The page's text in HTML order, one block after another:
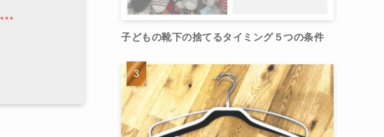
子どもの靴下の捨てるタイミング５つの条件